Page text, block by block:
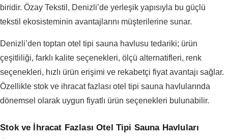
biridir. Özay Tekstil, Denizli’de yerleşik yapısıyla bu güçlü
tekstil ekosisteminin avantajlarını müşterilerine sunar.
Denizli’den toptan otel tipi sauna havlusu tedariki; ürün
çeşitliliği, farklı kalite seçenekleri, ölçü alternatifleri, renk
seçenekleri, hızlı ürün erişimi ve rekabetçi fiyat avantajı sağlar.
Özellikle stok ve ihracat fazlası otel tipi sauna havlularında
dönemsel olarak uygun fiyatlı ürün seçenekleri bulunabilir.
Stok ve İhracat Fazlası Otel Tipi Sauna Havluları